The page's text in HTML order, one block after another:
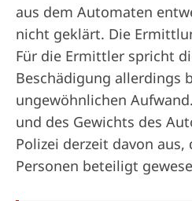
aus dem Automaten
nicht geklärt. Die
Für die Ermittler spricht
Beschädigung allerdings
ungewöhnlichen
und des Gewichts des
Polizei derzeit davon aus,
Personen beteiligt